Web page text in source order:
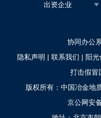
出资企业
协同办公
隐私声明 | 联系我们 | 阳
打击假冒
版权所有：中国冶金地
京公网安